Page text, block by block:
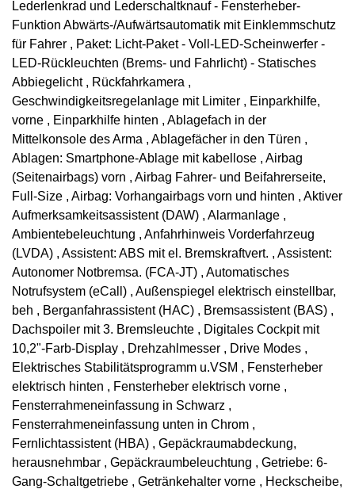
Lederlenkrad und Lederschaltknauf - Fensterheber-
Funktion Abwärts-/Aufwärtsautomatik mit Einklemmschutz
für Fahrer , Paket: Licht-Paket - Voll-LED-Scheinwerfer -
LED-Rückleuchten (Brems- und Fahrlicht) - Statisches
Abbiegelicht , Rückfahrkamera ,
Geschwindigkeitsregelanlage mit Limiter , Einparkhilfe,
vorne , Einparkhilfe hinten , Ablagefach in der
Mittelkonsole des Arma , Ablagefächer in den Türen ,
Ablagen: Smartphone-Ablage mit kabellose , Airbag
(Seitenairbags) vorn , Airbag Fahrer- und Beifahrerseite,
Full-Size , Airbag: Vorhangairbags vorn und hinten , Aktiver
Aufmerksamkeitsassistent (DAW) , Alarmanlage ,
Ambientebeleuchtung , Anfahrhinweis Vorderfahrzeug
(LVDA) , Assistent: ABS mit el. Bremskraftvert. , Assistent:
Autonomer Notbremsa. (FCA-JT) , Automatisches
Notrufsystem (eCall) , Außenspiegel elektrisch einstellbar,
beh , Berganfahrassistent (HAC) , Bremsassistent (BAS) ,
Dachspoiler mit 3. Bremsleuchte , Digitales Cockpit mit
10,2"-Farb-Display , Drehzahlmesser , Drive Modes ,
Elektrisches Stabilitätsprogramm u.VSM , Fensterheber
elektrisch hinten , Fensterheber elektrisch vorne ,
Fensterrahmeneinfassung in Schwarz ,
Fensterrahmeneinfassung unten in Chrom ,
Fernlichtassistent (HBA) , Gepäckraumabdeckung,
herausnehmbar , Gepäckraumbeleuchtung , Getriebe: 6-
Gang-Schaltgetriebe , Getränkehalter vorne , Heckscheibe,